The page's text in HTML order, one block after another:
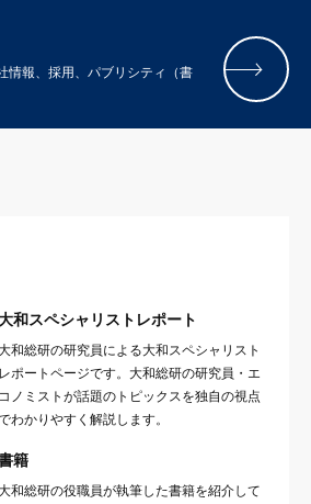
情報、採用、パブリシティ（書
大和スペシャリストレポート
和総研の研究員による大和スペシャリスト
レポートページです。大和総研の研究員・エ
コノミストが話題のトピックスを独自の視点
わかりやすく解説します。
籍
和総研の役職員が執筆した書籍を紹介して